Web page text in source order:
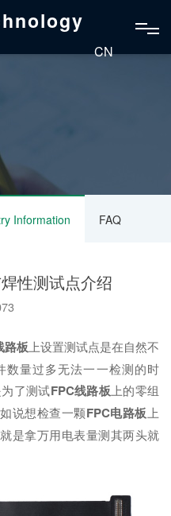
CN
Information FAQ
性测试点介绍
路板 上设置测试点是在自然不
数量过多无法一一检测的时
了测试FPC线路板 上的零组
说想检查一颗FPC电路板 上
是拿万用电表量测其两头就